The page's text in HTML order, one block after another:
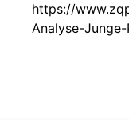
https://
Analyse-